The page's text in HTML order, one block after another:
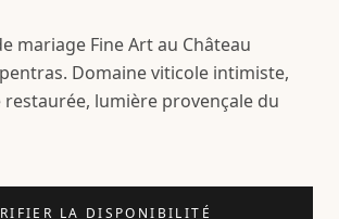
mariage Fine Art au Château
Domaine viticole intimiste,
restaurée, lumière provençale du
LA DISPONIBILITÉ